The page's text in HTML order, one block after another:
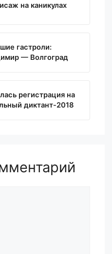
на каникулах
гастроли:
— Волгоград
регистрация на
диктант-2018